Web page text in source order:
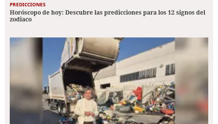
PREDICCIONES
Horóscopo de hoy: Descubre las predicciones para los 12 signos del
zodiaco